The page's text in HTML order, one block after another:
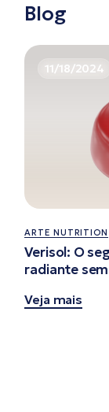
Blog
11/18/2024
ARTE NUTRITION
Verisol: O
radiante
Veja mais